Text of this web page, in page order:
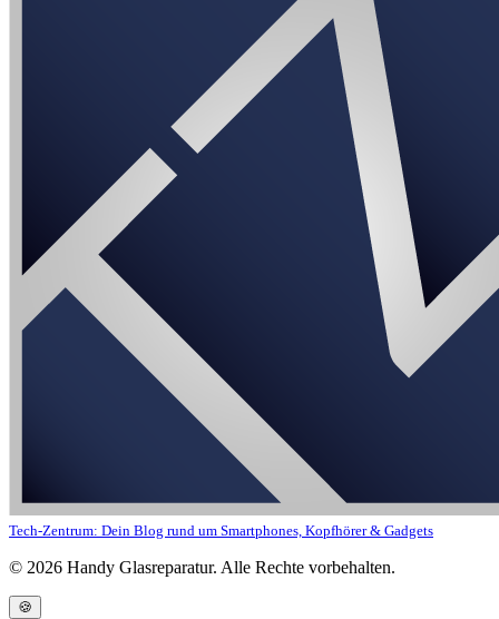
Tech-Zentrum: Dein Blog rund um Smartphones, Kopfhörer & Gadgets
© 2026 Handy Glasreparatur. Alle Rechte vorbehalten.
🍪